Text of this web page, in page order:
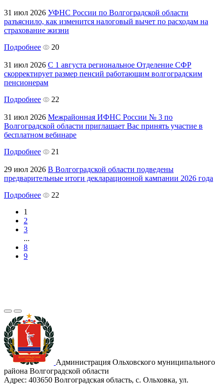
31 июл 2026 УФНС России по Волгоградской области
разъяснило, как изменится налоговый вычет по расходам на
страхование жизни
Подробнее
20
31 июл 2026 С 1 августа региональное Отделение СФР
скорректирует размер пенсий работающим волгоградским
пенсионерам
Подробнее
22
31 июл 2026 Межрайонная ИФНС России № 3 по
Волгоградской области приглашает Вас принять участие в
бесплатном вебинаре
Подробнее
21
29 июл 2026 В Волгоградской области подведены
предварительные итоги декларационной кампании 2026 года
Подробнее
22
1
2
3
...
8
9
Администрация Ольховского муниципального
района Волгоградской области
Адрес: 403650 Волгоградская область, с. Ольховка, ул.